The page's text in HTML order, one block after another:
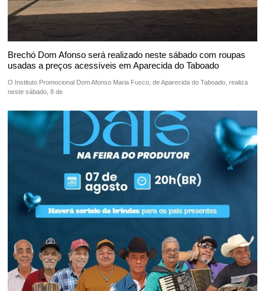
Brechó Dom Afonso será realizado neste sábado com roupas
usadas a preços acessíveis em Aparecida do Taboado
O Instituto Promocional Dom Afonso Maria Fusco, de Aparecida do Taboado, realiza
neste sábado, 8 de